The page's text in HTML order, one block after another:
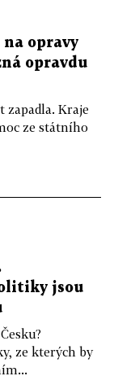
na opravy
opravdu
zapadla. Kraje
ze státního
jsou
ze kterých by